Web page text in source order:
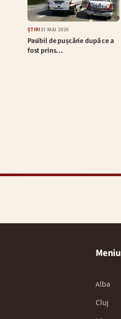
ȘTIRI 31 MAI 2026
Pasibil de pușcărie după ce a
fost prins…
Meniu
Alba
Cluj